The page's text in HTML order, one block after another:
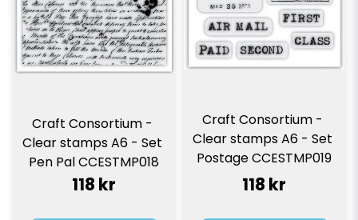
Craft Consortium -
Clear stamps A6 - Set
Pen Pal CCESTMP018
118 kr
Craft Consortium -
Clear stamps A6 - Set
Postage CCESTMP019
118 kr